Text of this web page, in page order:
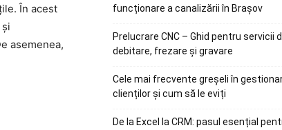
În acest
asemenea,
funcționare a canalizării în Brașov
Prelucrare CNC – Ghid pentru servicii
debitare, frezare și gravare
Cele mai frecvente greșeli în
clienților și cum să le eviți
De la Excel la CRM: pasul esențial